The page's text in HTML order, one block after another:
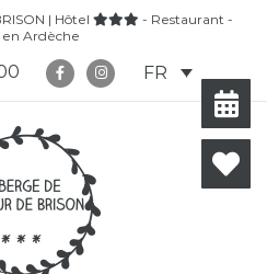
| Hôtel
- Restaurant -
en Ardèche
FR